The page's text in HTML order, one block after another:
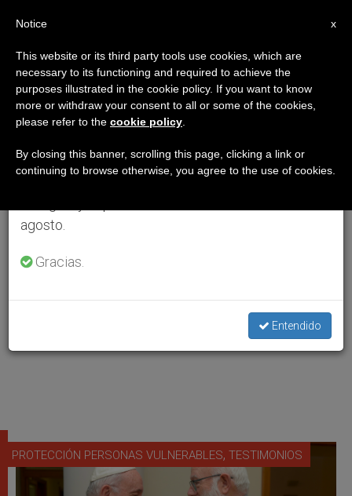
PROTECCIÓN PERSONAS VULNERABLES, TESTIMONIOS
×
Aviso importante
Del 27 de julio al 7 de agosto haremos la pausa
anual, aprovechando que en el periodo de verano
se generan menos informaciones y también el
agosto.
Gracias.
Entendido
x
Notice
This website or its third party tools use cookies, which are
necessary to its functioning and required to achieve the
purposes illustrated in the cookie policy. If you want to know
more or withdraw your consent to all or some of the cookies,
please refer to the cookie policy
By closing this banner, scrolling this page, clicking a link or
continuing to browse otherwise, you agree to the use of cookies.